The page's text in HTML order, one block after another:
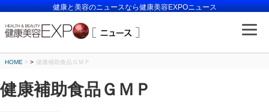
健康と美容のニュースなら健康美容EXPOニュース
HOME > 健康補助食品ＧＭＰ
健康補助食品ＧＭＰ